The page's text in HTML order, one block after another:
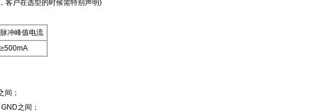
客户在选型的时候需特别声明)
脉冲峰值电流
≥500mA
间；
之间；